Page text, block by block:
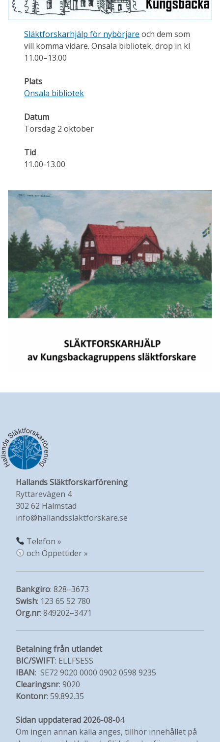
Släktforskarhjälp för nybörjare och dem som
vill komma vidare. Onsala bibliotek, drop in kl
11.00–13.00
Plats
Onsala bibliotek
Datum
Torsdag 2 oktober
Tid
11.00-13.00
Hallands Släktforskarförening
Ryttarevägen 4
302 62 Halmstad
info@hallandsslaktforskare.se
Telefon »
och Öppettider »
Bankgiro: 828–3673
Swish: 123 65 52 780
Org.nr: 849202–3471
Betalning från utlandet
BIC/SWIFT: ELLFSESS
IBAN: SE72 9020 0000 0902 0598 9235
Clearingsnr: 9020
Kontonr: 59.892.35
Sidan uppdaterad 2026-08-04
Om ingen annan källa anges, tillhör innehållet på